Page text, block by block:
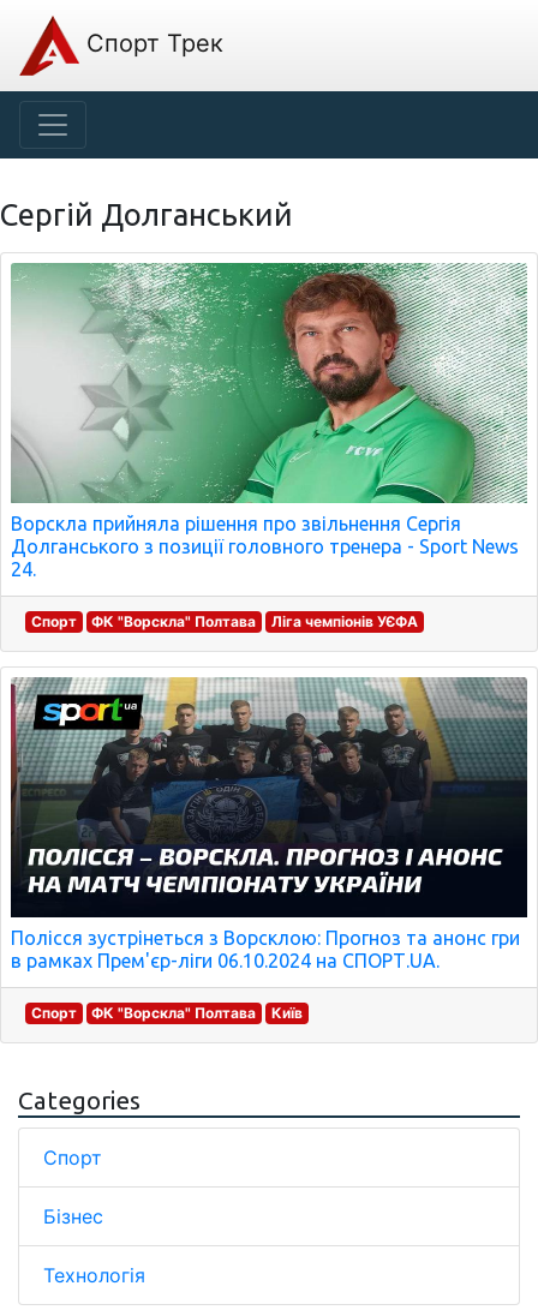
Спорт Трек
Сергій Долганський
Ворскла прийняла рішення про звільнення Сергія
Долганського з позиції головного тренера - Sport News
24.
Спорт ФК "Ворскла" Полтава Ліга чемпіонів УЄФА
Полісся зустрінеться з Ворсклою: Прогноз та анонс гри
в рамках Прем'єр-ліги 06.10.2024 на СПОРТ.UA.
Спорт ФК "Ворскла" Полтава Київ
Categories
Спорт
Бізнес
Технологія